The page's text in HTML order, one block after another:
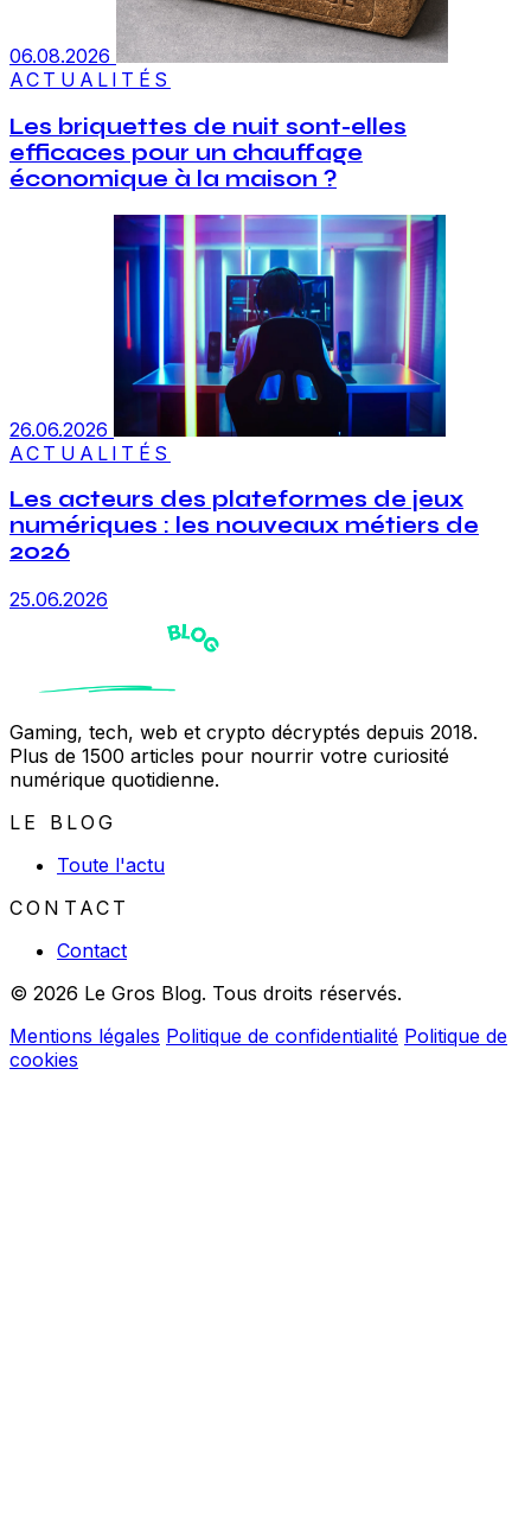
06.08.2026
ACTUALITÉS
Les briquettes de nuit sont-elles
efficaces pour un chauffage
économique à la maison ?
26.06.2026
ACTUALITÉS
Les acteurs des plateformes de jeux
numériques : les nouveaux métiers de
2026
25.06.2026
Gaming, tech, web et crypto décryptés depuis 2018.
Plus de 1500 articles pour nourrir votre curiosité
numérique quotidienne.
LE BLOG
Toute l'actu
CONTACT
Contact
© 2026 Le Gros Blog. Tous droits réservés.
Mentions légales Politique de confidentialité Politique de
cookies